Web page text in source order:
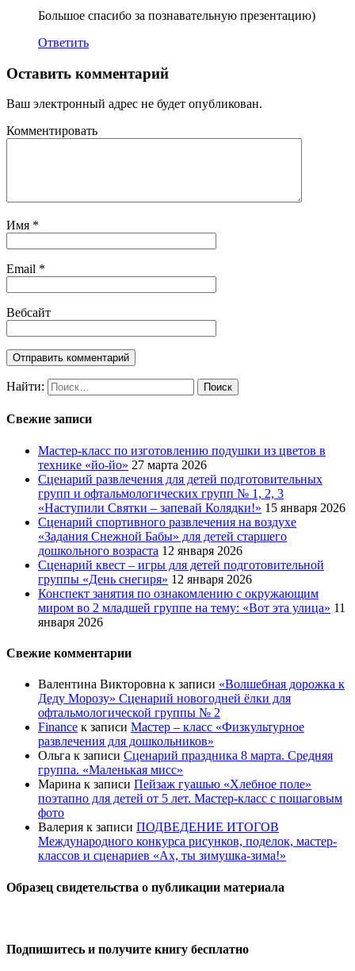
Большое спасибо за познавательную презентацию)
Ответить
Оставить комментарий
Ваш электронный адрес не будет опубликован.
Комментировать
Имя *
Email *
Вебсайт
Найти:
Свежие записи
Мастер-класс по изготовлению подушки из цветов в
технике «йо-йо» 27 марта 2026
Сценарий развлечения для детей подготовительных
групп и офтальмологических групп № 1, 2, 3
«Наступили Святки – запевай Колядки!» 15 января 2026
Сценарий спортивного развлечения на воздухе
«Задания Снежной Бабы» для детей старшего
дошкольного возраста 12 января 2026
Сценарий квест – игры для детей подготовительной
группы «День снегиря» 12 января 2026
Конспект занятия по ознакомлению с окружающим
миром во 2 младшей группе на тему: «Вот эта улица» 11
января 2026
Свежие комментарии
Валентина Викторовна к записи «Волшебная дорожка к
Деду Морозу» Сценарий новогодней ёлки для
офтальмологической группы № 2
Finance к записи Мастер – класс «Физкультурное
развлечения для дошкольников»
Ольга к записи Сценарий праздника 8 марта. Средняя
группа. «Маленькая мисс»
Марина к записи Пейзаж гуашью «Хлебное поле»
поэтапно для детей от 5 лет. Мастер-класс с пошаговым
фото
Валерия к записи ПОДВЕДЕНИЕ ИТОГОВ
Международного конкурса рисунков, поделок, мастер-
классов и сценариев «Ах, ты зимушка-зима!»
Образец свидетельства о публикации материала
Подпишитесь и получите книгу бесплатно